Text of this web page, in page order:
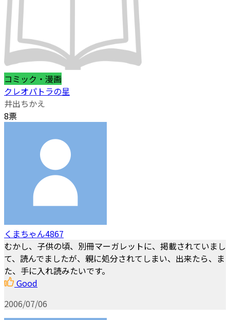
コミック・漫画
クレオパトラの星
井出ちかえ
8票
くまちゃん4867
むかし、子供の頃、別冊マーガレットに、掲載されていまし
て、読んでましたが、親に処分されてしまい、出来たら、ま
た、手に入れ読みたいです。
Good
2006/07/06